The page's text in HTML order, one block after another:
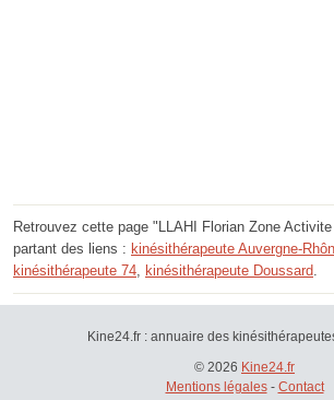
Retrouvez cette page "LLAHI Florian Zone
partant des liens : kinésithérapeute Auvergne-
kinésithérapeute 74
kinésithérapeute Doussard
Kine24.fr : annuaire des
© 2026 Kine24.fr
Mentions légales- Contact